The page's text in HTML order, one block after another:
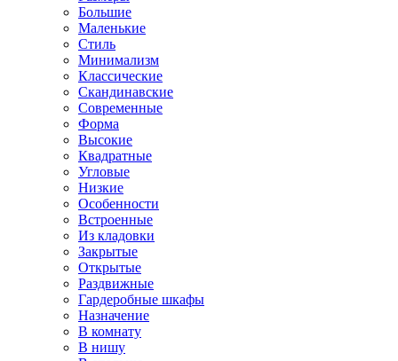
Большие
Маленькие
Стиль
Минимализм
Классические
Скандинавские
Современные
Форма
Высокие
Квадратные
Угловые
Низкие
Особенности
Встроенные
Из кладовки
Закрытые
Открытые
Раздвижные
Гардеробные шкафы
Назначение
В комнату
В нишу